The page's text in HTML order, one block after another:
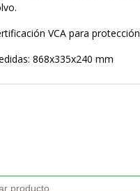
VCA para
868x335x240 mm